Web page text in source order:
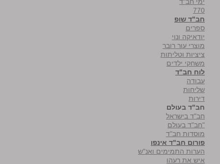
770
חב"ד שופ
ספרים
יודאיקה ונוי
מוצרי עור רובר
ציציות וטליתות
משחקי ילדים
לוח חב"ד
עבודה
שליחות
דירות
חב"ד בעולם
חב"ד בישראל
"חב"ד בעולם
מוסדות חב"ד
פורום חב"ד אינפו
הערות התמימים ואנ"ש
איש את רעהו